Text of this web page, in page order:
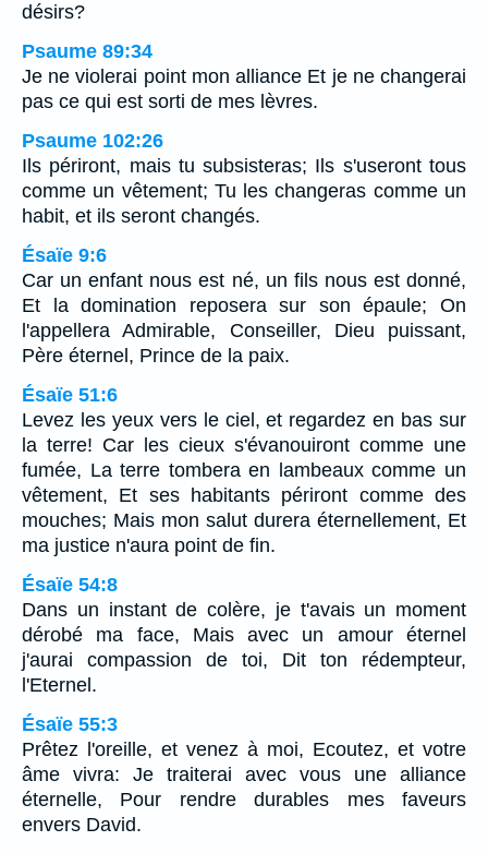
désirs?
Psaume 89:34
Je ne violerai point mon alliance Et je ne changerai
pas ce qui est sorti de mes lèvres.
Psaume 102:26
Ils périront, mais tu subsisteras; Ils s'useront tous
comme un vêtement; Tu les changeras comme un
habit, et ils seront changés.
Ésaïe 9:6
Car un enfant nous est né, un fils nous est donné,
Et la domination reposera sur son épaule; On
l'appellera Admirable, Conseiller, Dieu puissant,
Père éternel, Prince de la paix.
Ésaïe 51:6
Levez les yeux vers le ciel, et regardez en bas sur
la terre! Car les cieux s'évanouiront comme une
fumée, La terre tombera en lambeaux comme un
vêtement, Et ses habitants périront comme des
mouches; Mais mon salut durera éternellement, Et
ma justice n'aura point de fin.
Ésaïe 54:8
Dans un instant de colère, je t'avais un moment
dérobé ma face, Mais avec un amour éternel
j'aurai compassion de toi, Dit ton rédempteur,
l'Eternel.
Ésaïe 55:3
Prêtez l'oreille, et venez à moi, Ecoutez, et votre
âme vivra: Je traiterai avec vous une alliance
éternelle, Pour rendre durables mes faveurs
envers David.